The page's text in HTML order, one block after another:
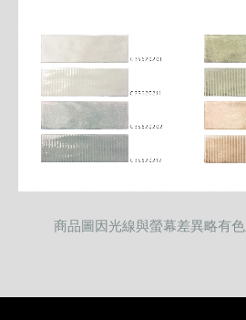
商品圖因光線與螢幕差異略有